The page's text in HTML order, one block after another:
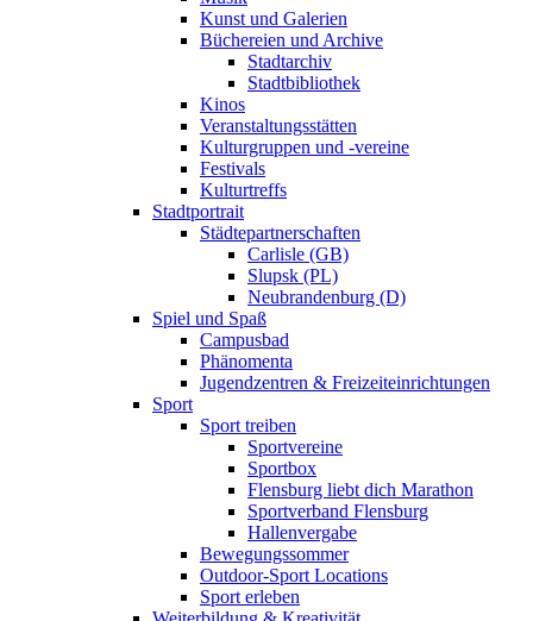
Kunst und Galerien
Büchereien und Archive
Stadtarchiv
Stadtbibliothek
Kinos
Veranstaltungsstätten
Kulturgruppen und -vereine
Festivals
Kulturtreffs
Stadtportrait
Städtepartnerschaften
Carlisle (GB)
Slupsk (PL)
Neubrandenburg (D)
Spiel und Spaß
Campusbad
Phänomenta
Jugendzentren & Freizeiteinrichtungen
Sport
Sport treiben
Sportvereine
Sportbox
Flensburg liebt dich Marathon
Sportverband Flensburg
Hallenvergabe
Bewegungssommer
Outdoor-Sport Locations
Sport erleben